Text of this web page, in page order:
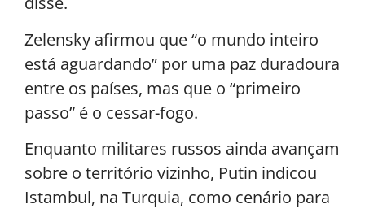
Zelensky afirmou que “o mundo inteiro
está aguardando” por uma paz duradoura
entre os países, mas que o “primeiro
passo” é o cessar-fogo.
Enquanto militares russos ainda avançam
sobre o território vizinho, Putin indicou
Istambul, na Turquia, como cenário para